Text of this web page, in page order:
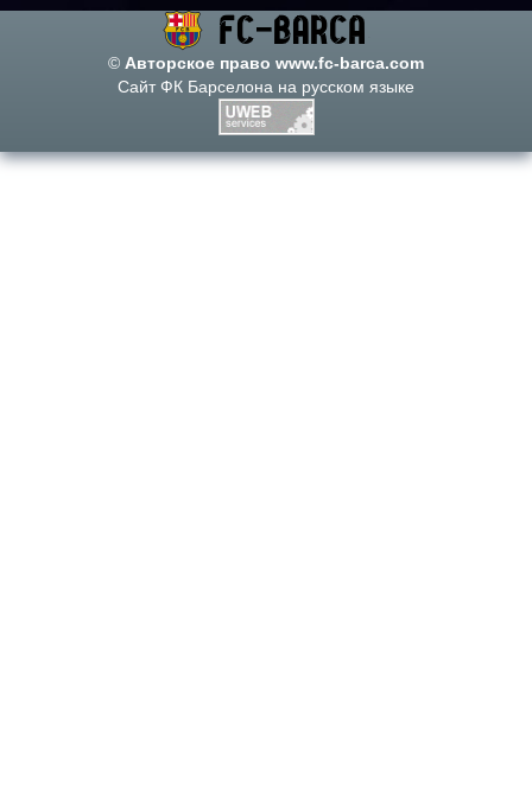
© Авторское право www.fc-barca.com
Сайт ФК Барселона на русском языке